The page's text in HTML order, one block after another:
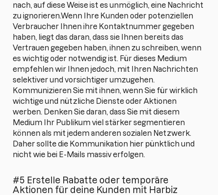
nach, auf diese Weise ist es unmöglich, eine Nachricht
zu ignorieren.Wenn Ihre Kunden oder potenziellen
Verbraucher Ihnen ihre Kontaktnummer gegeben
haben, liegt das daran, dass sie Ihnen bereits das
Vertrauen gegeben haben, ihnen zu schreiben, wenn
es wichtig oder notwendig ist. Für dieses Medium
empfehlen wir Ihnen jedoch, mit Ihren Nachrichten
selektiver und vorsichtiger umzugehen.
Kommunizieren Sie mit ihnen, wenn Sie für wirklich
wichtige und nützliche Dienste oder Aktionen
werben. Denken Sie daran, dass Sie mit diesem
Medium Ihr Publikum viel stärker segmentieren
können als mit jedem anderen sozialen Netzwerk.
Daher sollte die Kommunikation hier pünktlich und
nicht wie bei E-Mails massiv erfolgen.
#5 Erstelle Rabatte oder temporäre
Aktionen für deine Kunden mit Harbiz